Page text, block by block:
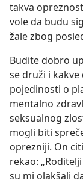
takva
vole da budu
žale zbog
Budite dobro
se druži i kakve
pojedinosti o
mentalno
seksualnog
mogli biti
oprezniji. On
rekao:
su mi olakšali